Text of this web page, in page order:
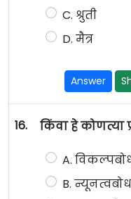
C. श्रुती
D. मैत्र
Answer
16. किंवा हे कोणत्या
A.
B.